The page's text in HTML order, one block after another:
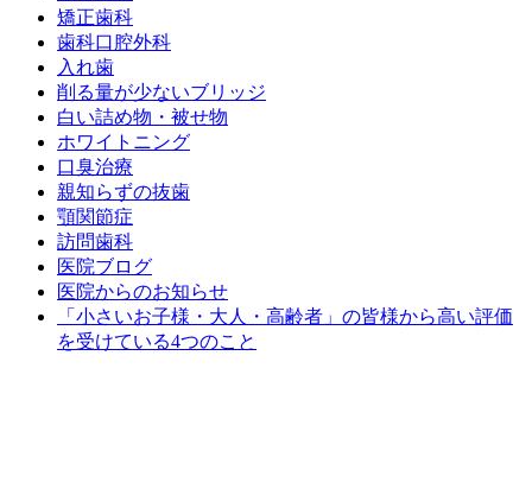
矯正歯科
歯科口腔外科
入れ歯
削る量が少ないブリッジ
白い詰め物・被せ物
ホワイトニング
口臭治療
親知らずの抜歯
顎関節症
訪問歯科
医院ブログ
医院からのお知らせ
「小さいお子様・大人・高齢者」の皆様から高い評価
を受けている4つのこと